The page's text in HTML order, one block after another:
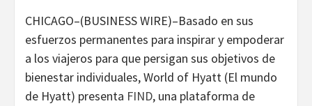
CHICAGO–(BUSINESS WIRE)–Basado en sus
esfuerzos permanentes para inspirar y empoderar
a los viajeros para que persigan sus objetivos de
bienestar individuales, World of Hyatt (El mundo
de Hyatt) presenta FIND, una plataforma de